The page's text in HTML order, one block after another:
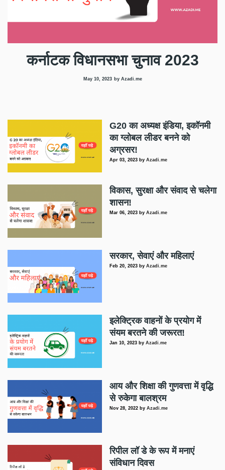
कर्नाटक विधानसभा चुनाव 2023
May 10, 2023 by Azadi.me
G20 का अध्यक्ष इंडिया, इकॉनमी
का ग्लोबल लीडर बनने को
अग्रसर!
Apr 03, 2023 byAzadi.me
विकास, सुरक्षा और संवाद से चलेगा
शासन!
Mar 06, 2023 byAzadi.me
सरकार, सेवाएं और महिलाएं
Feb 20, 2023 byAzadi.me
इलेक्ट्रिक वाहनों के प्रयोग में
संयम बरतने की जरूरत!
Jan 10, 2023 byAzadi.me
आय और शिक्षा की गुणवत्ता में वृद्धि
से रुकेगा बालश्रम
Nov 28, 2022 byAzadi.me
रिपील लॉ डे के रूप में मनाएं
संविधान दिवस